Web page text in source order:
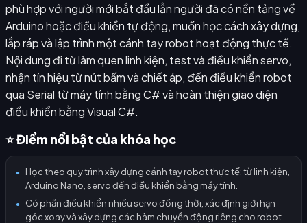
phù hợp với người mới bắt đầu lẫn người đã có nền tảng về
Arduino hoặc điều khiển tự động, muốn học cách xây dựng,
lắp ráp và lập trình một cánh tay robot hoạt động thực tế.
Nội dung đi từ làm quen linh kiện, test và điều khiển servo,
nhận tín hiệu từ nút bấm và chiết áp, đến điều khiển robot
qua Serial từ máy tính bằng C# và hoàn thiện giao diện
điều khiển bằng Visual C#.
⭐ Điểm nổi bật của khóa học
●
Học theo quy trình xây dựng cánh tay robot thực tế: từ linh kiện,
Arduino Nano, servo đến điều khiển bằng máy tính.
●
Có phần điều khiển nhiều servo đồng thời, xác định giới hạn
góc xoay và xây dựng các hàm chuyển động riêng cho robot.